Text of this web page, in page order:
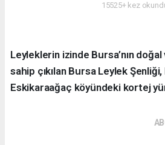
15525+ kez
Leyleklerin izinde Bursa’nın
sahip çıkılan Bursa Leylek Şenliği,
Eskikaraağaç köyündeki kortej